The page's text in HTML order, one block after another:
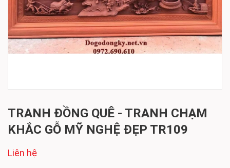
TRANH ĐỒNG QUÊ - TRANH CHẠM
KHẮC GỖ MỸ NGHỆ ĐẸP TR109
Liên hệ